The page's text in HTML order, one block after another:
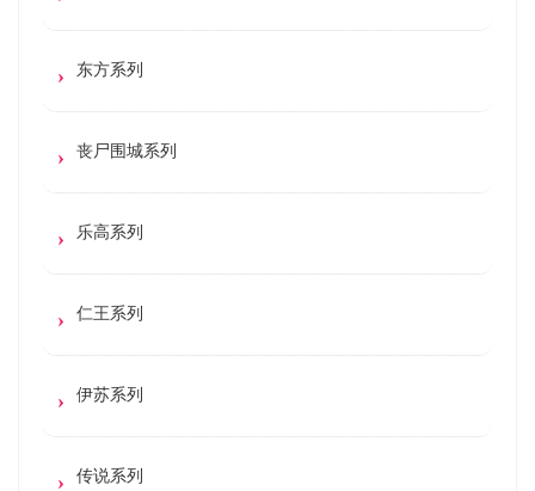
东方系列
丧尸围城系列
乐高系列
仁王系列
伊苏系列
传说系列